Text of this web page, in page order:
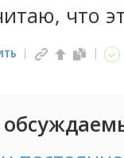
что